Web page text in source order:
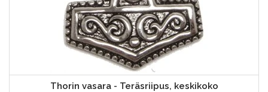
Thorin vasara - Teräsriipus, keskikoko